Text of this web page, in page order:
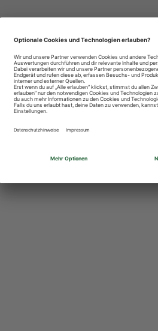
Privatsphäre-Einstellungen